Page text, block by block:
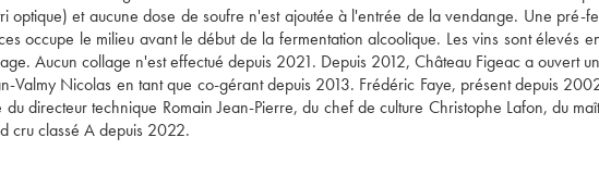
optique) et aucune dose de soufre n'est ajoutée à l'entrée de la vendange. Une pré-
occupe le milieu avant le début de la fermentation alcoolique. Les vins sont élevés
Aucun collage n'est effectué depuis 2021. Depuis 2012, Château Figeac a ouvert
Valmy Nicolas en tant que co-gérant depuis 2013. Frédéric Faye, présent depuis
directeur technique Romain Jean-Pierre, du chef de culture Christophe Lafon, du
cru classé A depuis 2022.